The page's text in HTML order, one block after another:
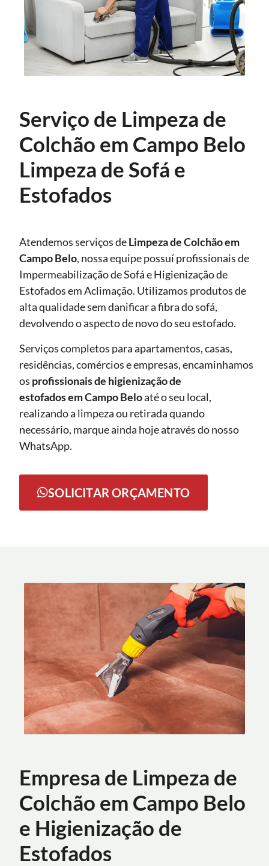
Serviço de Limpeza de
Colchão em Campo Belo
Limpeza de Sofá e
Estofados
Atendemos serviços deLimpeza de Colchão em
Campo Belo, nossa equipe possuí profissionais de
Impermeabilização de Sofá e Higienização de
Estofados em Aclimação. Utilizamos produtos de
alta qualidade sem danificar a fibra do sofá,
devolvendo o aspecto de novo do seu estofado.
Serviços completos para apartamentos, casas,
residências, comércios e empresas, encaminhamos
os profissionais de higienização de
estofados em Campo Beloaté o seu local,
realizando a limpeza ou retirada quando
necessário, marque ainda hoje através do nosso
WhatsApp.
SOLICITAR ORÇAMENTO
Empresa de Limpeza de
Colchão em Campo Belo
e Higienização de
Estofados